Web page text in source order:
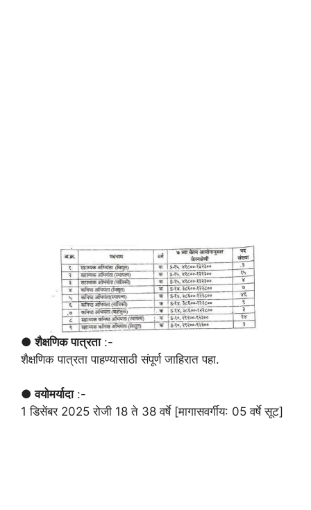
● शैक्षणिक पात्रता:-
शैक्षणिक पात्रता पाहण्यासाठी संपूर्ण जाहिरात पहा.
● वयोमर्यादा:-
1 डिसेंबर 2025 रोजी 18 ते 38 वर्षे [मागासवर्गीय: 05 वर्षे सूट]